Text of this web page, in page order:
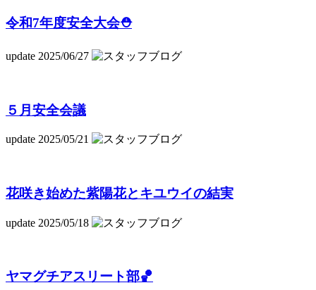
令和7年度安全大会⛑
update 2025/06/27
５月安全会議
update 2025/05/21
花咲き始めた紫陽花とキユウイの結実
update 2025/05/18
ヤマグチアスリート部🏀